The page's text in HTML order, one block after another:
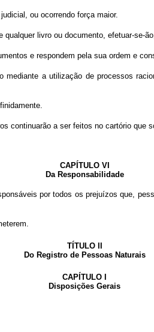
ou ocorrendo força maior.
livro ou documento, efetuar-se-
e respondem pela sua ordem e
a utilização de processos
continuarão a ser feitos no cartório que
CAPÍTULO VI
Da Responsabilidade
por todos os prejuízos que,
TÍTULO II
Do Registro de Pessoas Naturais
CAPÍTULO I
Disposições Gerais